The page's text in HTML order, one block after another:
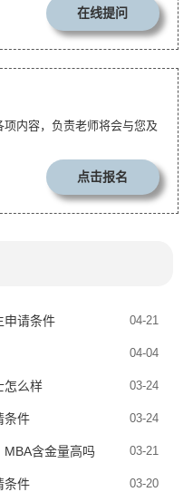
在线提问
项内容，负责老师将会与您及
点击报名
申请条件 04-21
04-04
怎么样 03-24
条件 03-24
MBA含金量高吗 03-21
条件 03-20